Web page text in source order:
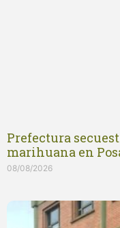
Prefectura
marihuana en
08/08/2026